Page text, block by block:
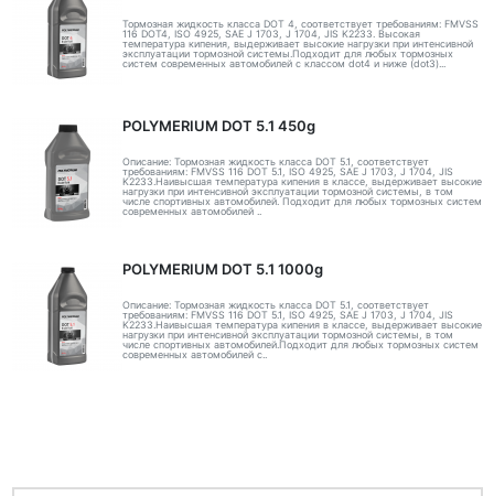
Тормозная жидкость класса DOT 4, соответствует требованиям: FMVSS
116 DOT4, ISO 4925, SAE J 1703, J 1704, JIS K2233. Высокая
температура кипения, выдерживает высокие нагрузки при интенсивной
эксплуатации тормозной системы.Подходит для любых тормозных
систем современных автомобилей с классом dot4 и ниже (dot3)...
POLYMERIUM DOT 5.1 450g
Описание: Тормозная жидкость класса DOT 5.1, соответствует
требованиям: FMVSS 116 DOT 5.1, ISO 4925, SAE J 1703, J 1704, JIS
K2233.Наивысшая температура кипения в классе, выдерживает высокие
нагрузки при интенсивной эксплуатации тормозной системы, в том
числе спортивных автомобилей. Подходит для любых тормозных систем
современных автомобилей ..
POLYMERIUM DOT 5.1 1000g
Описание: Тормозная жидкость класса DOT 5.1, соответствует
требованиям: FMVSS 116 DOT 5.1, ISO 4925, SAE J 1703, J 1704, JIS
K2233.Наивысшая температура кипения в классе, выдерживает высокие
нагрузки при интенсивной эксплуатации тормозной системы, в том
числе спортивных автомобилей.Подходит для любых тормозных систем
современных автомобилей с..